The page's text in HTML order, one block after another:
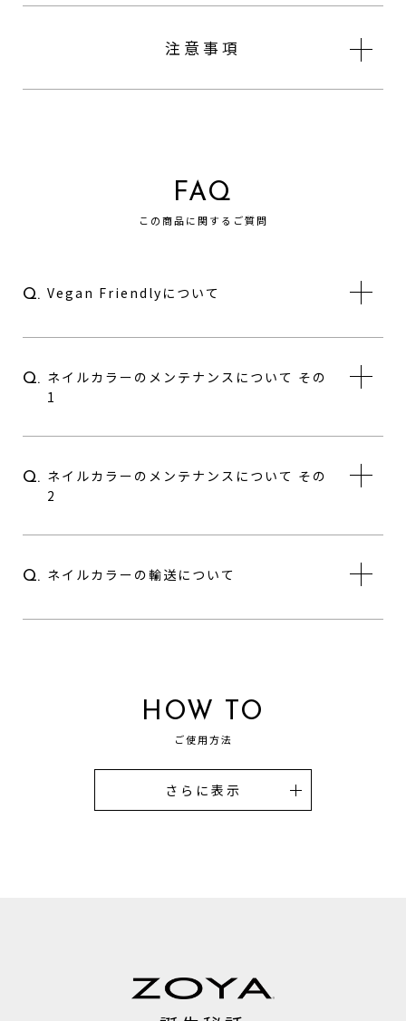
注意事項
FAQ
この商品に関するご質問
Q. Vegan Friendlyについて
Q. ネイルカラーのメンテナンスについて その
1
Q. ネイルカラーのメンテナンスについて その
2
Q. ネイルカラーの輸送について
HOW TO
ご使用方法